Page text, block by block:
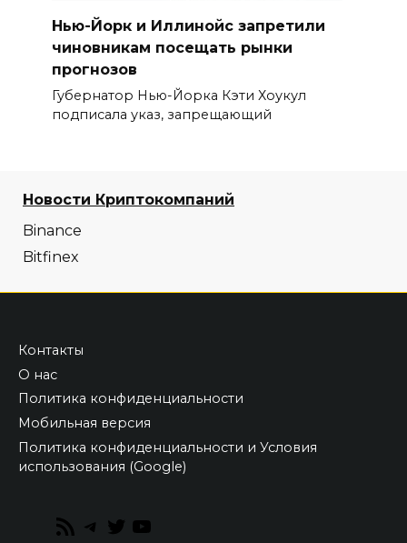
Нью-Йорк и Иллинойс запретили
чиновникам посещать рынки
прогнозов
Губернатор Нью-Йорка Кэти Хоукул
подписала указ, запрещающий
Новости Криптокомпаний
Binance
Bitfinex
Контакты
О нас
Политика конфиденциальности
Мобильная версия
Политика конфиденциальности и Условия
использования (Google)
RSS
Telegram
Twitter